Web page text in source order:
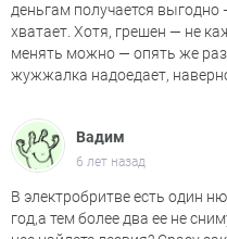
деньгам получается
хватает. Хотя, грешен — не
менять можно — опять же
жужжалка надоедает,
Вадим
6 лет назад
В электробритве есть один
год,а тем более два ее не